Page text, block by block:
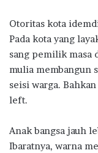
Otoritas kota
Pada kota yang
sang pemilik masa
mulia membangun
seisi warga.
left.
Anak bangsa jauh
Ibaratnya, warna